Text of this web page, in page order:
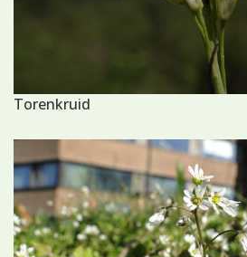
Torenkruid